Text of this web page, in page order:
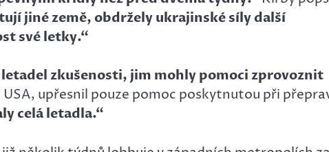
jiné země, obdržely ukrajinské síly další
své letky.“
zkušenosti, jim mohly pomoci zprovoznit
upřesnil pouze pomoc poskytnutou při
celá letadla.“